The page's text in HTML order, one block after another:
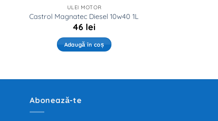
ULEI MOTOR
Castrol Magnatec Diesel 10w40 1L
46 lei
Adaugă în coș
Abonează-te